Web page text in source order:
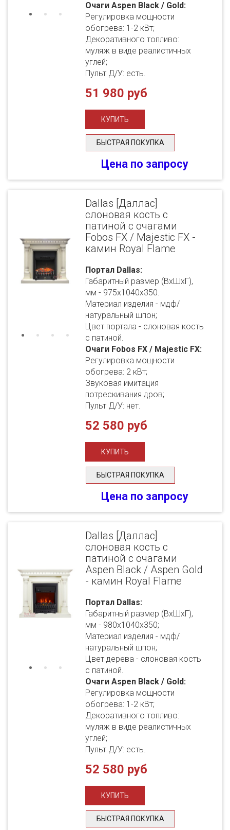
Очаги Aspen Black / Gold:
Регулировка мощности
обогрева: 1-2 кВт;
Декоративного топливо:
муляж в виде реалистичных
углей;
Пульт Д/У: есть.
51 980 руб
БЫСТРАЯ ПОКУПКА
Цена по запросу
Dallas [Даллас]
слоновая кость с
патиной с очагами
Fobos FX / Majestic FX -
камин Royal Flame
Портал Dallas:
Габаритный размер (ВхШхГ),
мм - 975х1040х350.
Материал изделия - мдф/
натуральный шпон;
Цвет портала - слоновая кость
с патиной.
Очаги Fobos FX / Majestic FX:
Регулировка мощности
обогрева: 2 кВт;
Звуковая имитация
потрескивания дров;
Пульт Д/У: нет.
52 580 руб
БЫСТРАЯ ПОКУПКА
Цена по запросу
Dallas [Даллас]
слоновая кость с
патиной с очагами
Aspen Black / Aspen Gold
- камин Royal Flame
Портал Dallas:
Габаритный размер (ВхШхГ),
мм - 980х1040х350;
Материал изделия - мдф/
натуральный шпон;
Цвет дерева - слоновая кость
с патиной.
Очаги Aspen Black / Gold:
Регулировка мощности
обогрева: 1-2 кВт;
Декоративного топливо:
муляж в виде реалистичных
углей;
Пульт Д/У: есть.
52 580 руб
БЫСТРАЯ ПОКУПКА